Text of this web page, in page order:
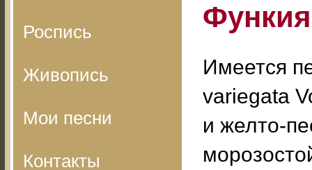
Роспись
Живопись
Мои песни
Контакты
Имеется
variegata
и желто-